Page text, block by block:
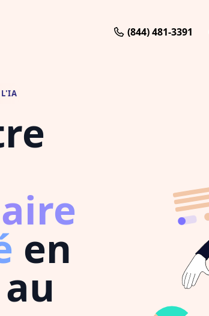
(844) 481-3391
L'IA
en